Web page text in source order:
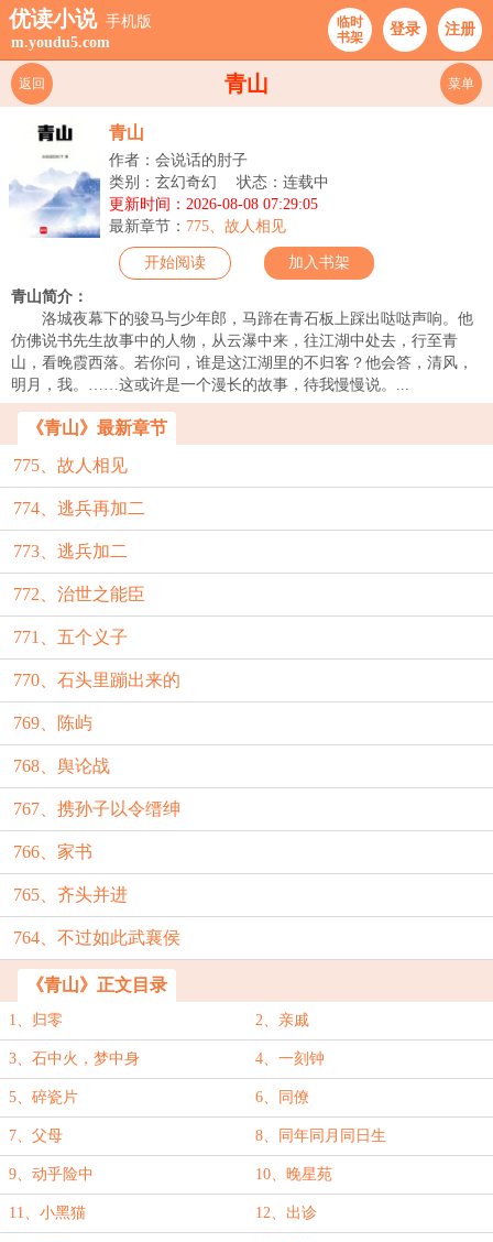
优读小说 手机版
m.youdu5.com
临时
书架
登录 注册
青山
返回 菜单
青山
作者：会说话的肘子
类别：玄幻奇幻
状态：连载中
更新时间：2026-08-08 07:29:05
最新章节： 775、故人相见
开始阅读 加入书架
青山简介：
洛城夜幕下的骏马与少年郎，马蹄在青石板上踩出哒哒声响。他
仿佛说书先生故事中的人物，从云瀑中来，往江湖中处去，行至青
山，看晚霞西落。若你问，谁是这江湖里的不归客？他会答，清风，
明月，我。……这或许是一个漫长的故事，待我慢慢说。...
《青山》最新章节
775、故人相见
774、逃兵再加二
773、逃兵加二
772、治世之能臣
771、五个义子
770、石头里蹦出来的
769、陈屿
768、舆论战
767、携孙子以令缙绅
766、家书
765、齐头并进
764、不过如此武襄侯
《青山》正文目录
1、归零 2、亲戚
3、石中火，梦中身 4、一刻钟
5、碎瓷片 6、同僚
7、父母 8、同年同月同日生
9、动乎险中 10、晚星苑
11、小黑猫 12、出诊